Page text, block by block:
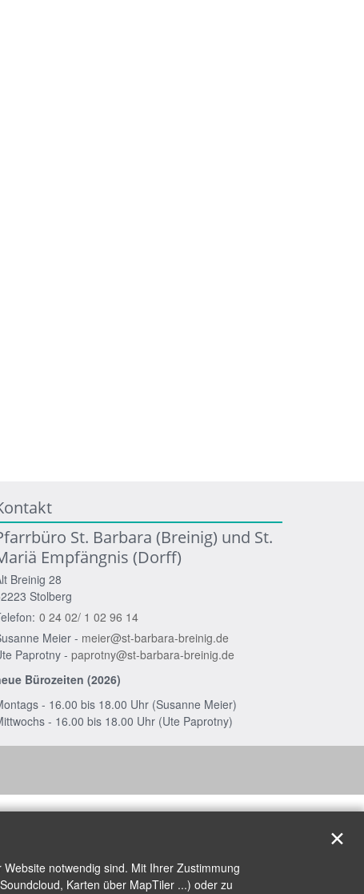
St. Barbara (Breinig) und St.
Empfängnis (Dorff)
Breinig 28
Stolberg
0 24 02/ 1 02 96 14
Meier - meier@st-barbara-breinig.de
Paprotny - paprotny@st-barbara-breinig.de
Bürozeiten (2026)
- 16.00 bis 18.00 Uhr (Susanne Meier)
- 16.00 bis 18.00 Uhr (Ute Paprotny)
notwendig sind. Mit Ihrer Zustimmung
Karten über MapTiler ...) oder zu
✕